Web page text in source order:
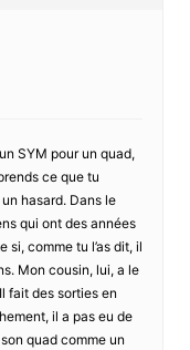
SYM pour un quad,
ce que tu
hasard. Dans le
qui ont des années
comme tu l’as dit, il
Mon cousin, lui, a le
fait des sorties en
il a pas eu de
quad comme un